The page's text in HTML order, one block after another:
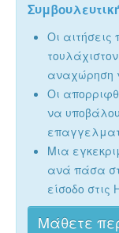
Οι
αναχώρηση
Οι
να
Μια
ανά πάσα
είσοδο στις
Μάθετε